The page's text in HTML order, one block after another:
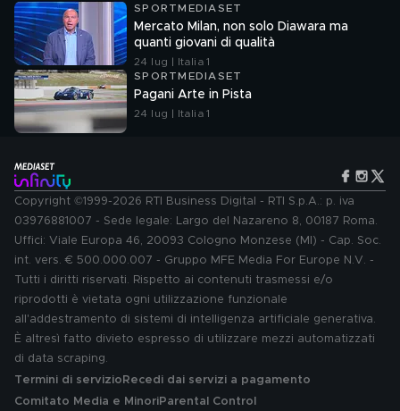
SPORTMEDIASET
Mercato Milan, non solo Diawara ma
quanti giovani di qualità
24 lug | Italia 1
SPORTMEDIASET
Pagani Arte in Pista
24 lug | Italia 1
Copyright ©1999-2026 RTI Business Digital - RTI S.p.A.: p. iva
03976881007 - Sede legale: Largo del Nazareno 8, 00187 Roma.
Uffici: Viale Europa 46, 20093 Cologno Monzese (MI) - Cap. Soc.
int. vers. € 500.000.007 - Gruppo MFE Media For Europe N.V. -
Tutti i diritti riservati. Rispetto ai contenuti trasmessi e/o
riprodotti è vietata ogni utilizzazione funzionale
all'addestramento di sistemi di intelligenza artificiale generativa.
È altresì fatto divieto espresso di utilizzare mezzi automatizzati
di data scraping.
Termini di servizio Recedi dai servizi a pagamento
Comitato Media e MinoriParental Control